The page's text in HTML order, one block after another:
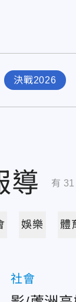
決戰2026
導 有 31
娛樂 體
社會